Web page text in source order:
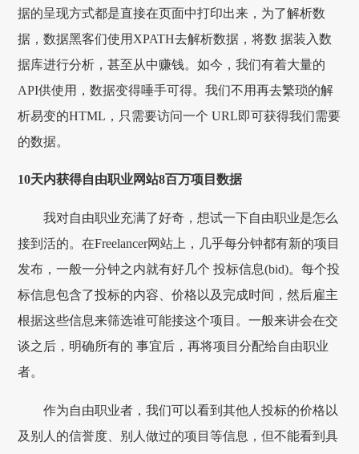
据的呈现方式都是直接在页面中打印出来，为了解析数
据，数据黑客们使用XPATH去解析数据，将数 据装入数
据库进行分析，甚至从中赚钱。如今，我们有着大量的
API供使用，数据变得唾手可得。我们不用再去繁琐的解
析易变的HTML，只需要访问一个 URL即可获得我们需要
的数据。
10天内获得自由职业网站8百万项目数据
我对自由职业充满了好奇，想试一下自由职业是怎么
接到活的。在Freelancer网站上，几乎每分钟都有新的项目
发布，一般一分钟之内就有好几个 投标信息(bid)。每个投
标信息包含了投标的内容、价格以及完成时间，然后雇主
根据这些信息来筛选谁可能接这个项目。一般来讲会在交
谈之后，明确所有的 事宜后，再将项目分配给自由职业
者。
作为自由职业者，我们可以看到其他人投标的价格以
及别人的信誉度、别人做过的项目等信息，但不能看到具